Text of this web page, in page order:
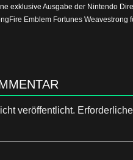
exklusive Ausgabe der Nintendo
Emblem Fortunes Weavestrong
veröffentlicht.